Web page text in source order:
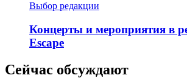
Выбор редакции
Концерты и мероприятия в
Escape
Сейчас обсуждают